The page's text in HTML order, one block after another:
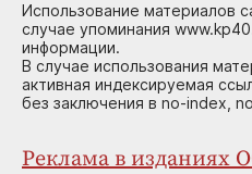
Использование материалов
случае упоминания
информации.
В случае использования
активная индексируемая
без заключения в no-index,
Реклама в изданиях